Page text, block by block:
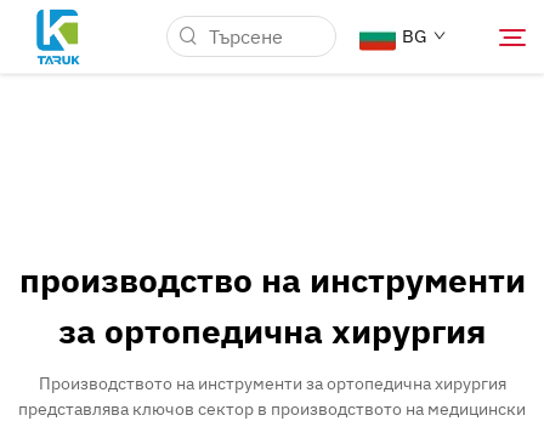
BG
Възможности
Новини и Събития
производство на инструменти
за ортопедична хирургия
Производството на инструменти за ортопедична хирургия
представлява ключов сектор в производството на медицински